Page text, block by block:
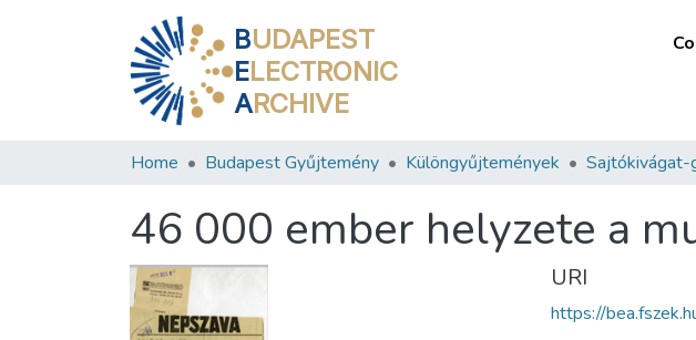
BUDAPEST
ELECTRONIC
ARCHIVE
Home Budapest Gyűjtemény Különgyűjtemények
46 000 ember helyzete a
URI
https://